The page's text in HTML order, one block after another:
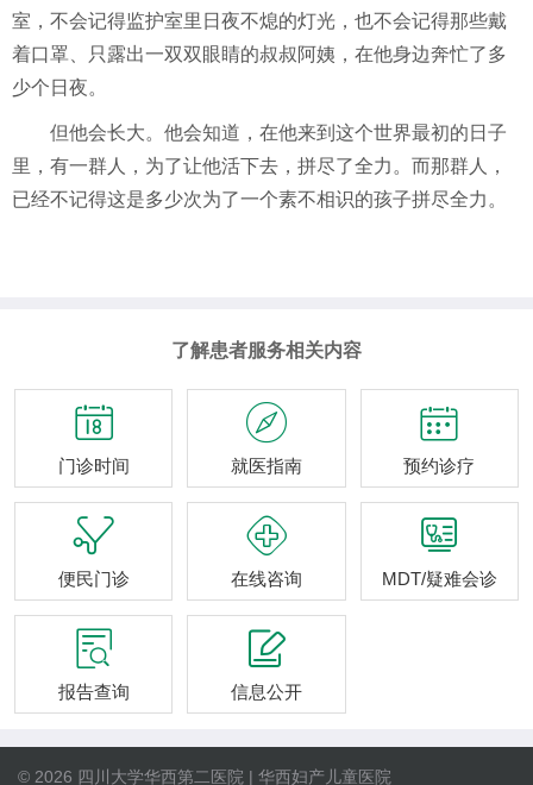
室，不会记得监护室里日夜不熄的灯光，也不会记得那些戴
着口罩、只露出一双双眼睛的叔叔阿姨，在他身边奔忙了多
少个日夜。
但他会长大。他会知道，在他来到这个世界最初的日子
里，有一群人，为了让他活下去，拼尽了全力。而那群人，
已经不记得这是多少次为了一个素不相识的孩子拼尽全力。
了解患者服务相关内容

门诊时间

就医指南

预约诊疗

便民门诊

在线咨询

MDT/疑难会诊

报告查询

信息公开
© 2026 四川大学华西第二医院 | 华西妇产儿童医院